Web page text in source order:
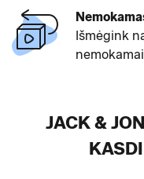
Išmėgink
JACK &